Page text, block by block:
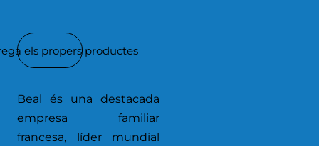
els propers productes
Beal és una destacada
empresa familiar
francesa, líder mundial